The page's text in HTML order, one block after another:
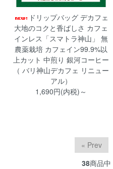
ドリップバッグ デカフェ
大地のコクと香ばしさ カフェ
インレス「スマトラ神山」 無
農薬栽培 カフェイン99.9%以
上カット 中煎り 銀河コーヒー
（ バリ神山デカフェ リニュー
アル）
1,690円(内税)～
« Prev
38商品中